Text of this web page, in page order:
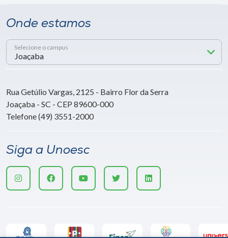
Onde estamos
Selecione o campus
Rua Getúlio Vargas, 2125 - Bairro Flor da Serra
Joaçaba - SC - CEP 89600-000
Telefone (49) 3551-2000
Siga a Unoesc